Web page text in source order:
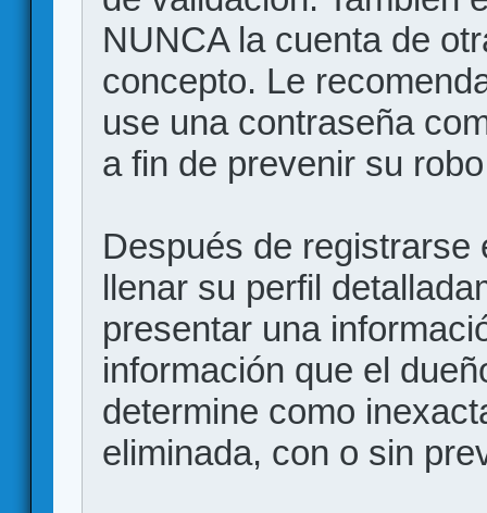
NUNCA la cuenta de
concepto. Le
use una contraseña
a fin de prevenir su
Después de registrarse
llenar su perfil
presentar una
información que el
determine como
eliminada, con o sin